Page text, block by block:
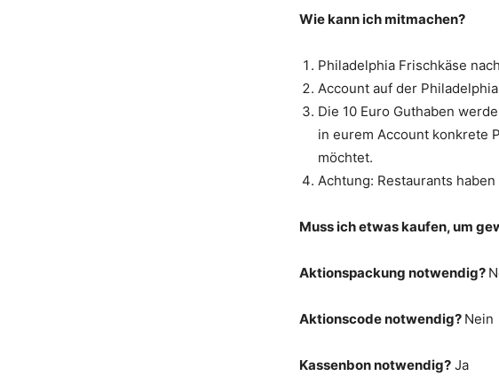
Wie kann ich mitmachen?
Philadelphia Frischkäse
Account auf der
Die 10 Euro Guthaben
in eurem Account konkrete
möchtet.
Achtung: Restaurants
Muss ich etwas kaufen, um
Aktionspackung notwendig?
Aktionscode notwendig? Nein
Kassenbon notwendig? Ja